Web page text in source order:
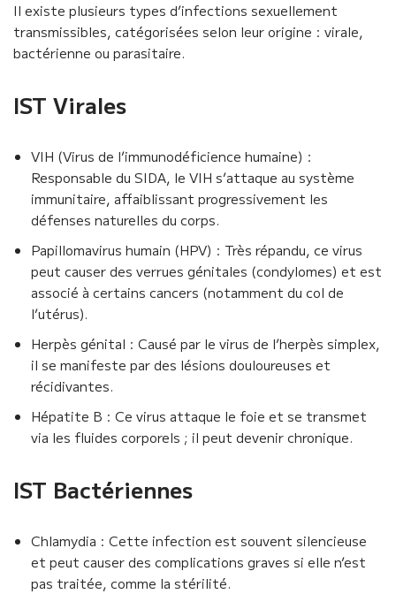
Il existe plusieurs types d’infections sexuellement
transmissibles, catégorisées selon leur origine : virale,
bactérienne ou parasitaire.
IST Virales
VIH (Virus de l’immunodéficience humaine) :
Responsable du SIDA, le VIH s’attaque au système
immunitaire, affaiblissant progressivement les
défenses naturelles du corps.
Papillomavirus humain (HPV) : Très répandu, ce virus
peut causer des verrues génitales (condylomes) et est
associé à certains cancers (notamment du col de
l’utérus).
Herpès génital : Causé par le virus de l’herpès simplex,
il se manifeste par des lésions douloureuses et
récidivantes.
Hépatite B : Ce virus attaque le foie et se transmet
via les fluides corporels ; il peut devenir chronique.
IST Bactériennes
Chlamydia : Cette infection est souvent silencieuse
et peut causer des complications graves si elle n’est
pas traitée, comme la stérilité.